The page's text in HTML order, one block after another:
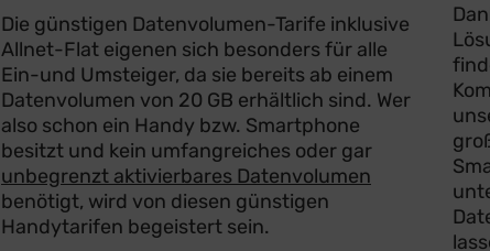
Die günstigen Datenvolumen-Tarife inklusive
Allnet-Flat eigenen sich besonders für alle
Ein-und Umsteiger, da sie bereits ab einem
Datenvolumen von 20 GB erhältlich sind. Wer
also schon ein Handy bzw. Smartphone
besitzt und kein umfangreiches oder gar
unbegrenzt aktivierbares Datenvolumen
benötigt, wird von diesen günstigen
Handytarifen begeistert sein.